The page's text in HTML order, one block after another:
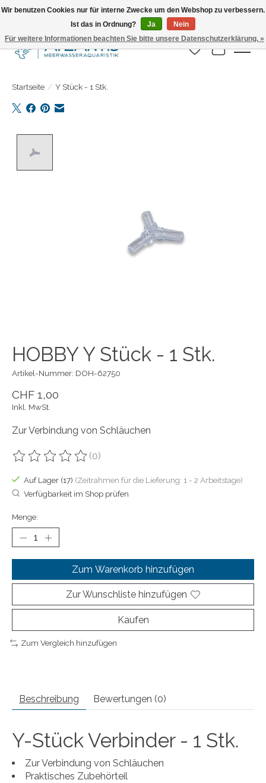
Täglicher Versand. Bestelle bis 15.00 Uhr
Wunschzettel
Ihr
Startseite / Y Stück - 1 Stk.
HOBBY Y Stück - 1 Stk.
Artikel-Nummer: DOH-62750
CHF 1,00
Inkl. MwSt.
Zur Verbindung von Schläuchen
Die Bewertung dieses Produkts ist
(0)
Auf Lager (17) (Zeitrahmen für die Lieferung: 1 - 2 Arbeitstage)
Verfügbarkeit im Shop prüfen
Menge:
Zum Warenkorb hinzufügen
Zur Wunschliste hinzufügen
Kaufen
Zum Vergleich hinzufügen
Beschreibung Bewertungen (0)
Y-Stück Verbinder - 1 Stk.
Zur Verbindung von Schläuchen
Praktisches Zubehörteil
Wir benutzen Cookies nur für interne Zwecke um den Webshop zu verbessern.
Ist das in Ordnung?
Ja
Nein
Für weitere Informationen beachten Sie bitte unsere Datenschutzerklärung. »